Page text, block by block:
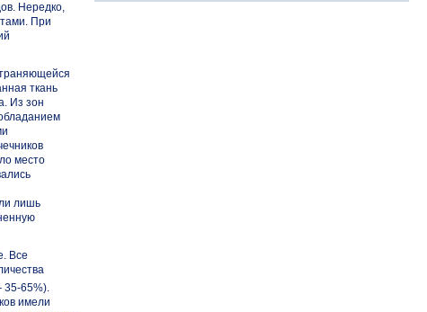
Нередко,
При
ткань
Из зон
место
лишь
Все
35-65%).
имели